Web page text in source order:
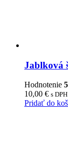
Jablková
Hodnotenie
10,00 € s DPH
Pridať do